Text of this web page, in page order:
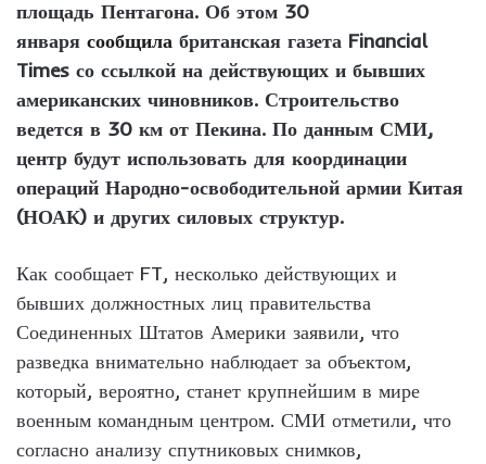
площадь Пентагона. Об этом 30
января сообщила британская газета Financial
Times со ссылкой на действующих и бывших
американских чиновников. Строительство
ведется в 30 км от Пекина. По данным СМИ,
центр будут использовать для координации
операций Народно-освободительной армии Китая
(НОАК) и других силовых структур.
Как сообщает FT, несколько действующих и
бывших должностных лиц правительства
Соединенных Штатов Америки заявили, что
разведка внимательно наблюдает за объектом,
который, вероятно, станет крупнейшим в мире
военным командным центром. СМИ отметили, что
согласно анализу спутниковых снимков,